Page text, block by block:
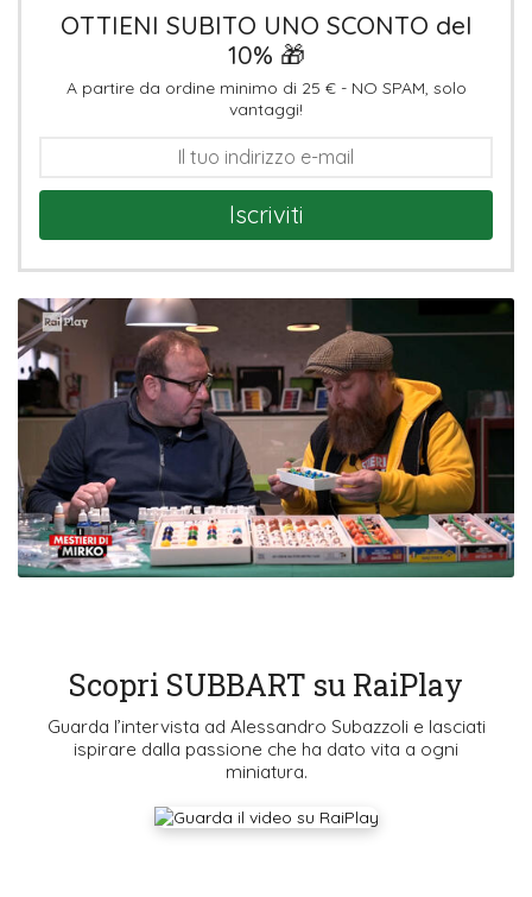
OTTIENI SUBITO UNO SCONTO del
10% 🎁
A partire da ordine minimo di 25 € - NO SPAM, solo
vantaggi!
Iscriviti
Scopri SUBBART su RaiPlay
Guarda l’intervista ad Alessandro Subazzoli e lasciati
ispirare dalla passione che ha dato vita a ogni
miniatura.